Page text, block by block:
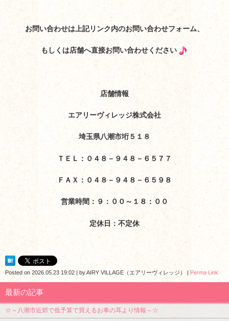
お問い合わせは上記リンク内のお問い合わせフォーム、
もしくは店舗へ直接お問い合わせください
店舗情報
エアリーヴィレッジ株式会社
埼玉県八潮市垳５１８
ＴＥＬ：０４８－９４８－６５７７
ＦＡＸ：０４８－９４８－６５９８
営業時間：９：００～１８：００
定休日：不定休
Posted on 2026.05.23 19:02 | byAIRY VILLAGE（エアリーヴィレッジ） | Perma Link
最新の記事
☆～八潮市近郊で低予算で買えるお車の耳より情報～☆